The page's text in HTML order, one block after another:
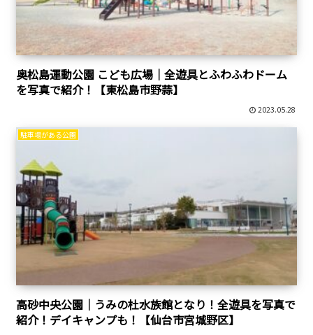
奥松島運動公園 こども広場｜全遊具とふわふわドーム
を写真で紹介！【東松島市野蒜】
2023.05.28
駐車場がある公園
高砂中央公園｜うみの杜水族館となり！全遊具を写真で
紹介！デイキャンプも！【仙台市宮城野区】